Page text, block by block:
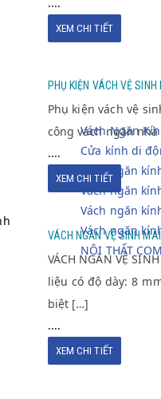
Vách Ngăn
Cửa kính di
Vách ngăn
Vách ngăn
Vách ngăn
Vách ngăn
NỘI THẤT
XEM CHI TIẾT
PHỤ KIỆN VÁCH VỆ SINH
Phụ kiện vách vệ
công vách ngăn
....
XEM CHI TIẾT
VÁCH NGĂN VỆ SINH
VÁCH NGĂN VỆ
liệu có độ dày: 8
biệt […]
....
XEM CHI TIẾT